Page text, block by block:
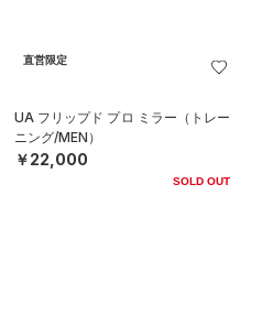
直営限定
UA フリップド プロ ミラー（トレー
ニング/MEN）
￥22,000
SOLD OUT